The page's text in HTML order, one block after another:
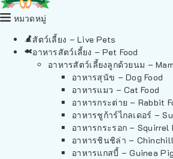
หมวดหมู่
สัตว์เลี้ยง – Live Pets
อาหารสัตว์เลี้ยง – Pet Food
อาหารสัตว์เลี้ยงลูกด้วยนม –
อาหารสุนัข – Dog Food
อาหารแมว – Cat Food
อาหารกระต่าย – Rabbit
อาหารชูก้าร์ไกลเดอร์ –
อาหารกระรอก – Squirrel
อาหารชินชิล่า –
อาหารแกสบี้ – Guinea